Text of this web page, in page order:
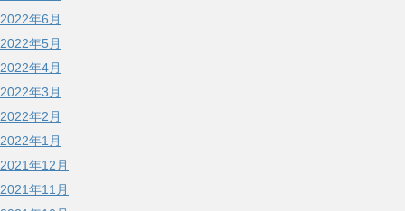
2022年6月
2022年5月
2022年4月
2022年3月
2022年2月
2022年1月
2021年12月
2021年11月